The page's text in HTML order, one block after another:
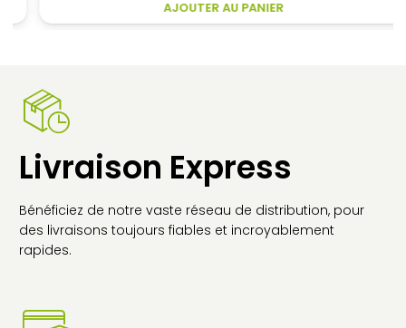
854,10€.
AJOUTER AU PANIER
Livraison Express
Bénéficiez de notre vaste réseau de distribution, pour
des livraisons toujours fiables et incroyablement
rapides.